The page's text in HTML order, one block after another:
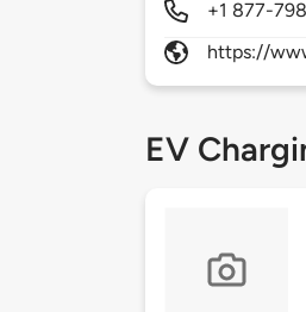
+1 877-
https://
EV